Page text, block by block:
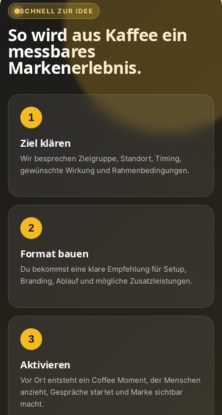
SCHNELL ZUR IDEE
So wird aus Kaffee ein
messbares
Markenerlebnis.
1
Ziel klären
Wir besprechen Zielgruppe, Standort, Timing,
gewünschte Wirkung und Rahmenbedingungen.
2
Format bauen
Du bekommst eine klare Empfehlung für Setup,
Branding, Ablauf und mögliche Zusatzleistungen.
3
Aktivieren
Vor Ort entsteht ein Coffee Moment, der Menschen
anzieht, Gespräche startet und Marke sichtbar
macht.